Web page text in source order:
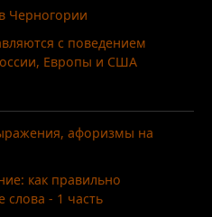
Черногории
с поведением
Европы и США
афоризмы на
как правильно
слова - 1 часть